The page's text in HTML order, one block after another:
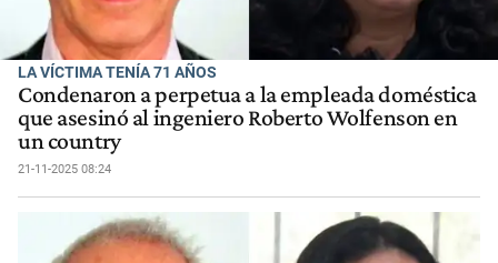
LA VÍCTIMA TENÍA 71 AÑOS
Condenaron a perpetua a la empleada doméstica
que asesinó al ingeniero Roberto Wolfenson en
un country
21-11-2025 08:24